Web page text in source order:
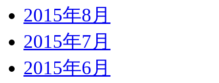
2015年8月
2015年7月
2015年6月